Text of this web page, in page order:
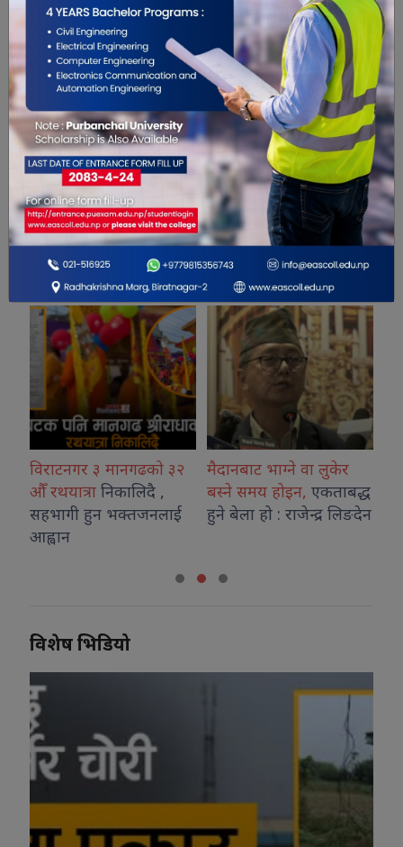
सम्बंधित खबरहरु
३ मानगढको ३२
निकालिदै ,
हुन भक्तजनलाई
मैदानबाट भाग्ने वा लुकेर
बस्ने समय होइन, एकताबद्ध
हुने बेला हो : राजेन्द्र लिङदेन
अनुगमन
अनावश्यक
गरे कानुनी
विशेष भिडियो